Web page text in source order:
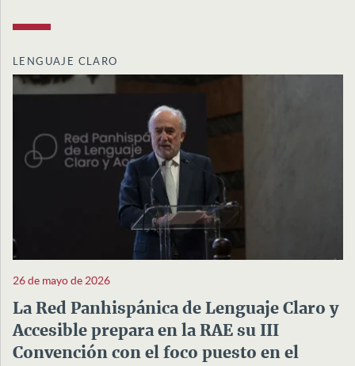
LENGUAJE CLARO
26 de mayo de 2026
La Red Panhispánica de Lenguaje Claro y
Accesible prepara en la RAE su III
Convención con el foco puesto en el